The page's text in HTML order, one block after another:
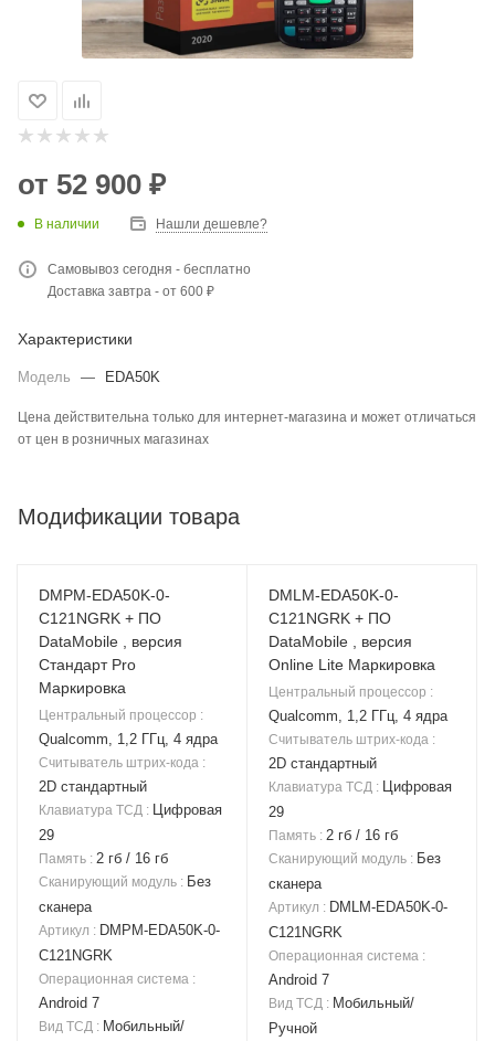
от 52 900 ₽
В наличии Нашли дешевле?
Самовывоз сегодня - бесплатно
Доставка завтра - от 600 ₽
Характеристики
Модель — EDA50K
Цена действительна только для интернет-магазина и может отличаться
от цен в розничных магазинах
Модификации товара
DMPM-EDA50K-0-
C121NGRK + ПО
DataMobile , версия
Стандарт Pro
Маркировка
Центральный процессор :
Qualcomm, 1,2 ГГц, 4 ядра
Считыватель штрих-кода :
2D стандартный
Клавиатура ТСД :
Цифровая
29
Память : 2 гб / 16 гб
Сканирующий модуль : Без
сканера
Артикул : DMPM-EDA50K-0-
C121NGRK
Операционная система :
Android 7
Вид ТСД : Мобильный/
DMLM-EDA50K-0-
C121NGRK + ПО
DataMobile , версия
Online Lite Маркировка
Центральный процессор :
Qualcomm, 1,2 ГГц, 4 ядра
Считыватель штрих-кода :
2D стандартный
Клавиатура ТСД :
Цифровая
29
Память : 2 гб / 16 гб
Сканирующий модуль : Без
сканера
Артикул : DMLM-EDA50K-0-
C121NGRK
Операционная система :
Android 7
Вид ТСД : Мобильный/
Ручной